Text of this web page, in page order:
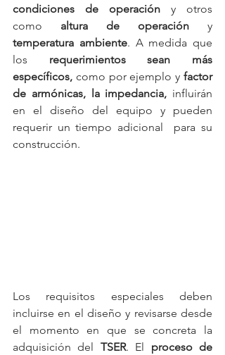
condiciones de operación y otros
como altura de operación
temperatura ambiente. A medida que
los requerimientos sean más
específicos, como por ejemplo y factor
de armónicas, la impedancia, influirán
en el diseño del equipo y pueden
requerir un tiempo adicional  para su
construcción.
Los requisitos especiales deben
incluirse en el diseño y revisarse desde
el momento en que se concreta la
adquisición del TSER. El proceso de